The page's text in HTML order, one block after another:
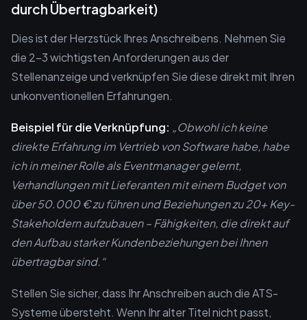
durch Übertragbarkeit)
Dies ist der Herzstück Ihres Anschreibens. Nehmen Sie
die 2–3 wichtigsten Anforderungen aus der
Stellenanzeige und verknüpfen Sie diese direkt mit Ihren
unkonventionellen Erfahrungen.
Beispiel für die Verknüpfung: „Obwohl ich keine
direkte Erfahrung im Vertrieb von Software habe, habe
ich in meiner Rolle als Eventmanager gelernt,
Verhandlungen mit Lieferanten mit einem Budget von
über 50.000 € zu führen und Beziehungen zu 20+ Key-
Stakeholdern aufzubauen – Fähigkeiten, die direkt auf
den Aufbau starker Kundenbeziehungen bei Ihnen
übertragbar sind.“
Stellen Sie sicher, dass Ihr Anschreiben auch die ATS-
Systeme übersteht. Wenn Ihr alter Titel nicht passt,